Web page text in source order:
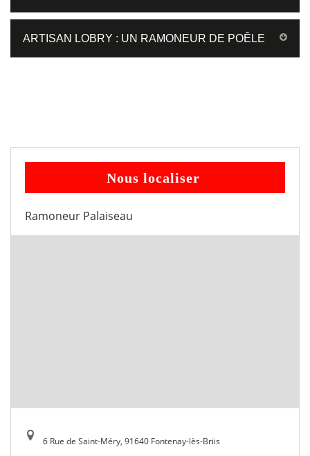
ARTISAN LOBRY : UN RAMONEUR DE POÊLE
Nous localiser
Ramoneur Palaiseau
6 Rue de Saint-Méry, 91640 Fontenay-lès-Briis